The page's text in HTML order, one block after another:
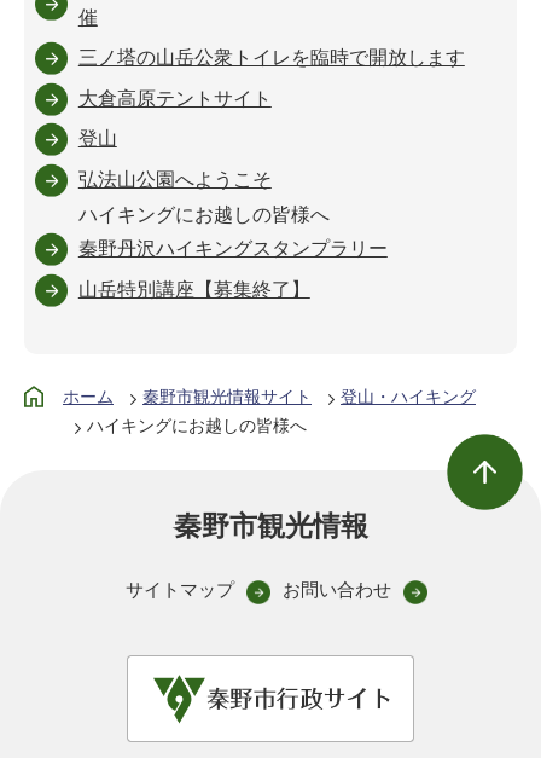
催
三ノ塔の山岳公衆トイレを臨時で開放します
大倉高原テントサイト
登山
弘法山公園へようこそ
ハイキングにお越しの皆様へ
秦野丹沢ハイキングスタンプラリー
山岳特別講座【募集終了】
ホーム 秦野市観光情報サイト
登山・ハイキング
ハイキングにお越しの皆様へ
秦野市観光情報
サイトマップ お問い合わせ